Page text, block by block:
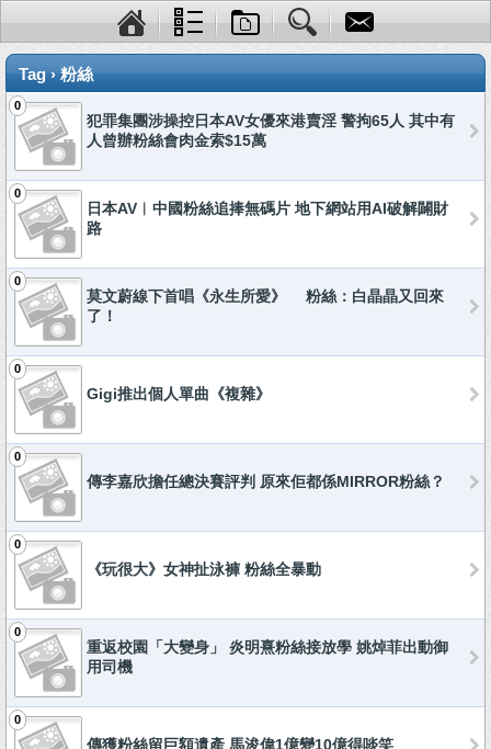
Tag › 粉絲
0
犯罪集團涉操控日本AV女優來港賣淫 警拘65人 其中有
人曾辦粉絲會肉金索$15萬
0
日本AV︱中國粉絲追捧無碼片 地下網站用AI破解闢財
路
0
莫文蔚線下首唱《永生所愛》 粉絲：白晶晶又回來
了！
0
Gigi推出個人單曲《複雜》
0
傳李嘉欣擔任總決賽評判 原來佢都係MIRROR粉絲？
0
《玩很大》女神扯泳褲 粉絲全暴動
0
重返校園「大變身」 炎明熹粉絲接放學 姚焯菲出動御
用司機
0
傳獲粉絲留巨額遺產 馬浚偉1億變10億得啖笑